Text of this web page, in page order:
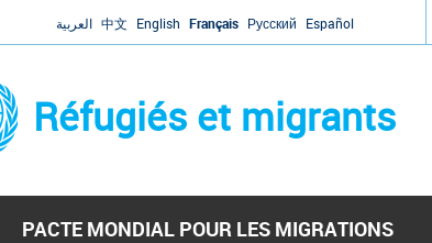
العربية 中文 English Français Русский Español
Réfugiés et migrants
PACTE MONDIAL POUR LES MIGRATIONS